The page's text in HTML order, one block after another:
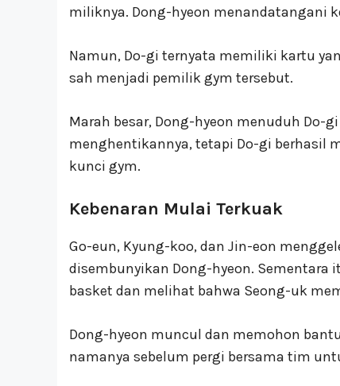
miliknya. Dong-hyeon menandatangani
Namun, Do-gi ternyata memiliki kartu
sah menjadi pemilik gym tersebut.
Marah besar, Dong-hyeon menuduh Do-
menghentikannya, tetapi Do-gi berhasil
kunci gym.
Kebenaran Mulai Terkuak
Go-eun, Kyung-koo, dan Jin-eon
disembunyikan Dong-hyeon. Sementara
basket dan melihat bahwa Seong-uk
Dong-hyeon muncul dan memohon
namanya sebelum pergi bersama tim